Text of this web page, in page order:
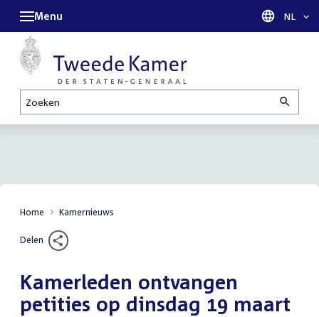
Zoeken
Menu Taal
NL
Home Kamernieuws
Delen
Kamerleden ontvangen
petities op dinsdag 19 maart